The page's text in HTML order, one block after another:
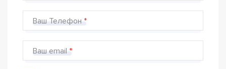
Ваш Телефон
Ваш email